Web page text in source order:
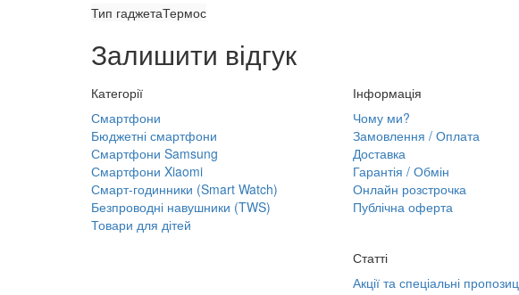
Тип гаджетаТермос
Залишити відгук
Категорії
Смартфони
Бюджетні смартфони
Смартфони Samsung
Смартфони Xiaomi
Смарт-годинники (Smart Watch)
Безпроводні навушники (TWS)
Товари для дітей
Інформація
Чому ми?
Замовлення / Оплата
Доставка
Гарантія / Обмін
Онлайн розстрочка
Публічна оферта
Статті
Акції та спеціальні